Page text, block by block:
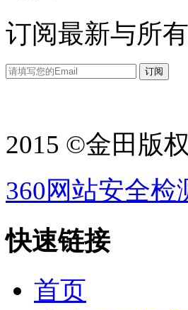
订阅最新与所
2015 ©金田版
360网站安全检
快速链接
首页